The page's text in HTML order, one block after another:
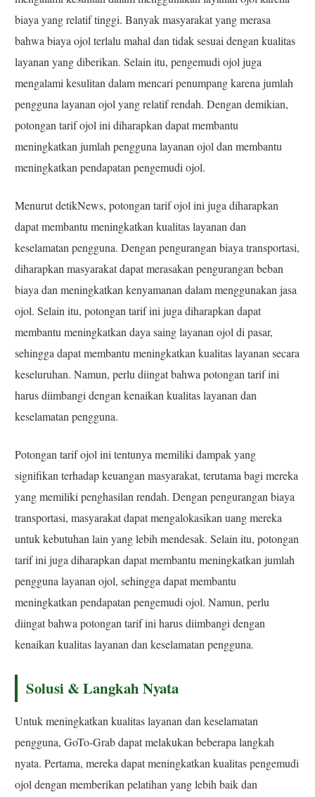
biaya yang relatif tinggi. Banyak masyarakat yang merasa
bahwa biaya ojol terlalu mahal dan tidak sesuai dengan kualitas
layanan yang diberikan. Selain itu, pengemudi ojol juga
mengalami kesulitan dalam mencari penumpang karena jumlah
pengguna layanan ojol yang relatif rendah. Dengan demikian,
potongan tarif ojol ini diharapkan dapat membantu
meningkatkan jumlah pengguna layanan ojol dan membantu
meningkatkan pendapatan pengemudi ojol.
Menurut detikNews, potongan tarif ojol ini juga diharapkan
dapat membantu meningkatkan kualitas layanan dan
keselamatan pengguna. Dengan pengurangan biaya transportasi,
diharapkan masyarakat dapat merasakan pengurangan beban
biaya dan meningkatkan kenyamanan dalam menggunakan jasa
ojol. Selain itu, potongan tarif ini juga diharapkan dapat
membantu meningkatkan daya saing layanan ojol di pasar,
sehingga dapat membantu meningkatkan kualitas layanan secara
keseluruhan. Namun, perlu diingat bahwa potongan tarif ini
harus diimbangi dengan kenaikan kualitas layanan dan
keselamatan pengguna.
Potongan tarif ojol ini tentunya memiliki dampak yang
signifikan terhadap keuangan masyarakat, terutama bagi mereka
yang memiliki penghasilan rendah. Dengan pengurangan biaya
transportasi, masyarakat dapat mengalokasikan uang mereka
untuk kebutuhan lain yang lebih mendesak. Selain itu, potongan
tarif ini juga diharapkan dapat membantu meningkatkan jumlah
pengguna layanan ojol, sehingga dapat membantu
meningkatkan pendapatan pengemudi ojol. Namun, perlu
diingat bahwa potongan tarif ini harus diimbangi dengan
kenaikan kualitas layanan dan keselamatan pengguna.
Solusi & Langkah Nyata
Untuk meningkatkan kualitas layanan dan keselamatan
pengguna, GoTo-Grab dapat melakukan beberapa langkah
nyata. Pertama, mereka dapat meningkatkan kualitas pengemudi
ojol dengan memberikan pelatihan yang lebih baik dan